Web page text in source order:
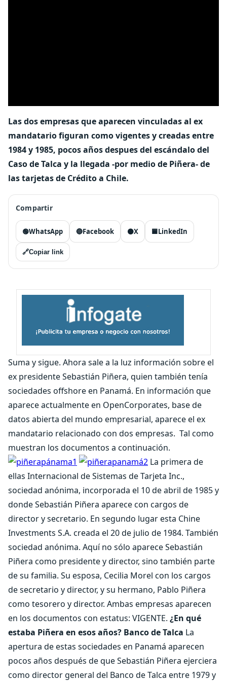
Las dos empresas que aparecen vinculadas al ex
mandatario figuran como vigentes y creadas entre
1984 y 1985, pocos años despues del escándalo del
Caso de Talca y la llegada -por medio de Piñera- de
las tarjetas de Crédito a Chile.
Compartir
🟢WhatsApp 🔵Facebook ⚫X 🟦LinkedIn
🔗Copiar link
Suma y sigue. Ahora sale a la luz información sobre el
ex presidente Sebastián Piñera, quien también tenía
sociedades offshore en Panamá. En información que
aparece actualmente en OpenCorporates, base de
datos abierta del mundo empresarial, aparece el ex
mandatario relacionado con dos empresas. Tal como
muestran los documentos a continuación.
La primera de
ellas Internacional de Sistemas de Tarjeta Inc.,
sociedad anónima, incorporada el 10 de abril de 1985 y
donde Sebastián Piñera aparece con cargos de
director y secretario. En segundo lugar esta Chine
Investments S.A. creada el 20 de julio de 1984. También
sociedad anónima. Aquí no sólo aparece Sebastián
Piñera como presidente y director, sino también parte
de su familia. Su esposa, Cecilia Morel con los cargos
de secretario y director, y su hermano, Pablo Piñera
como tesorero y director. Ambas empresas aparecen
en los documentos con estatus: VIGENTE. ¿En qué
estaba Piñera en esos años? Banco de Talca La
apertura de estas sociedades en Panamá aparecen
pocos años después de que Sebastián Piñera ejerciera
como director general del Banco de Talca entre 1979 y